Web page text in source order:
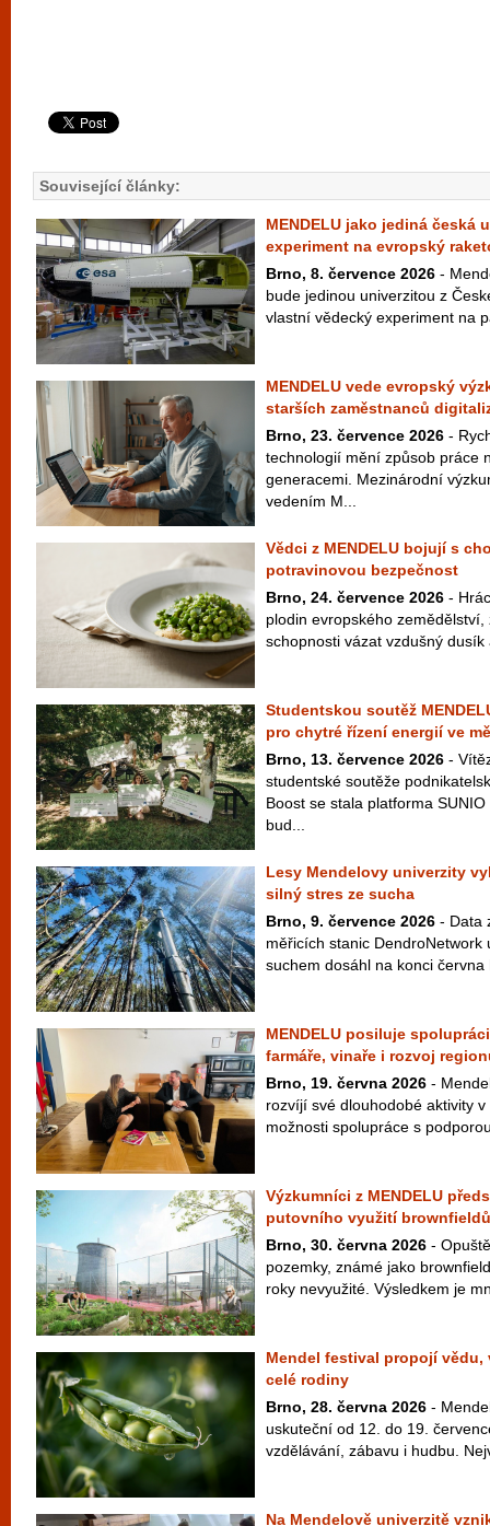
Související články:
MENDELU jako jediná česká
experiment na evropský
Brno, 8. července 2026 -
bude jedinou univerzitou z
vlastní vědecký experiment na
MENDELU vede evropský
starších zaměstnanců
Brno, 23. července 2026 -
technologií mění způsob práce
generacemi. Mezinárodní
vedením M...
Vědci z MENDELU bojují s
potravinovou bezpečnost
Brno, 24. července 2026 -
plodin evropského
schopnosti vázat vzdušný
Studentskou soutěž
pro chytré řízení energií ve
Brno, 13. července 2026 -
studentské soutěže
Boost se stala platforma
bud...
Lesy Mendelovy univerzity
silný stres ze sucha
Brno, 9. července 2026 - Data
měřicích stanic DendroNetwork
suchem dosáhl na konci
MENDELU posiluje
farmáře, vinaře i rozvoj
Brno, 19. června 2026 -
rozvíjí své dlouhodobé aktivity
možnosti spolupráce s
Výzkumníci z MENDELU
putovního využití brownfieldů
Brno, 30. června 2026 -
pozemky, známé jako
roky nevyužité. Výsledkem je
Mendel festival propojí vědu,
celé rodiny
Brno, 28. června 2026 -
uskuteční od 12. do 19.
vzdělávání, zábavu i hudbu.
Na Mendelově univerzitě